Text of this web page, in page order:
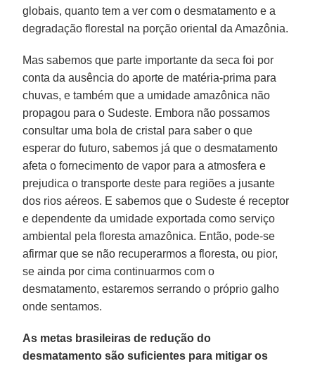
globais, quanto tem a ver com o desmatamento e a
degradação florestal na porção oriental da Amazônia.
Mas sabemos que parte importante da seca foi por
conta da ausência do aporte de matéria-prima para
chuvas, e também que a umidade amazônica não
propagou para o Sudeste. Embora não possamos
consultar uma bola de cristal para saber o que
esperar do futuro, sabemos já que o desmatamento
afeta o fornecimento de vapor para a atmosfera e
prejudica o transporte deste para regiões a jusante
dos rios aéreos. E sabemos que o Sudeste é receptor
e dependente da umidade exportada como serviço
ambiental pela floresta amazônica. Então, pode-se
afirmar que se não recuperarmos a floresta, ou pior,
se ainda por cima continuarmos com o
desmatamento, estaremos serrando o próprio galho
onde sentamos.
As metas brasileiras de redução do
desmatamento são suficientes para mitigar os